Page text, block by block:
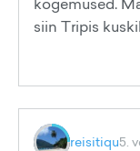
siin Tripis
reisitiqu5.